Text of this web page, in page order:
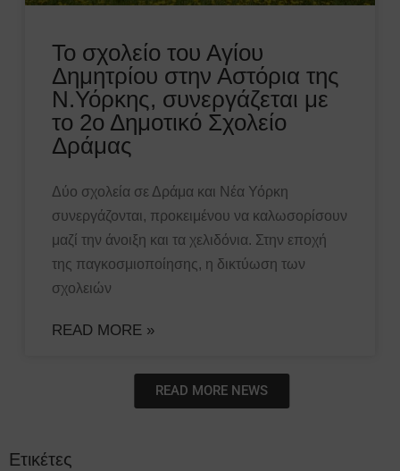
To σχολείο του Αγίου
Δημητρίου στην Αστόρια της
Ν.Υόρκης, συνεργάζεται με
το 2ο Δημοτικό Σχολείο
Δράμας
Δύο σχολεία σε Δράμα και Νέα Υόρκη
συνεργάζονται, προκειμένου να καλωσορίσουν
μαζί την άνοιξη και τα χελιδόνια. Στην εποχή
της παγκοσμιοποίησης, η δικτύωση των
σχολειών
READ MORE »
READ MORE NEWS
Ετικέτες